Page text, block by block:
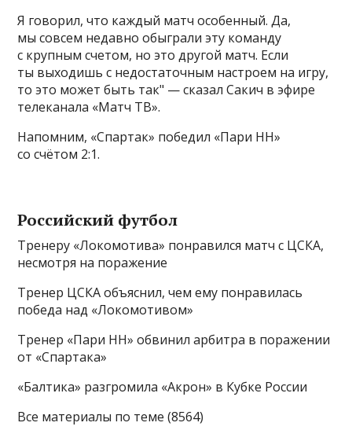
Я говорил, что каждый матч особенный. Да,
мы совсем недавно обыграли эту команду
с крупным счетом, но это другой матч. Если
ты выходишь с недостаточным настроем на игру,
то это может быть так" — сказал Сакич в эфире
телеканала «Матч ТВ».
Напомним, «Спартак» победил «Пари НН»
со счётом 2:1.
Российский футбол
Тренеру «Локомотива» понравился матч с ЦСКА,
несмотря на поражение
Тренер ЦСКА объяснил, чем ему понравилась
победа над «Локомотивом»
Тренер «Пари НН» обвинил арбитра в поражении
от «Спартака»
«Балтика» разгромила «Акрон» в Кубке России
Все материалы по теме (8564)